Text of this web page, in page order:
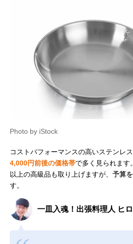
Photo by iStock
コストパフォーマンスの高いステンレス
4,000円前後の価格帯で多く見られます
以上の高級品も取り上げますが、 予算
す。
一皿入魂！出張料理人 ヒ